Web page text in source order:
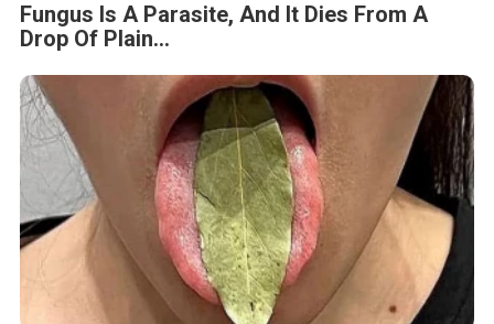
Fungus Is A Parasite, And It Dies From A
Drop Of Plain...